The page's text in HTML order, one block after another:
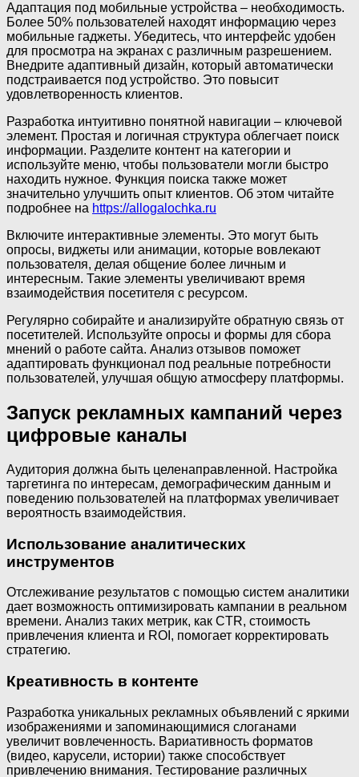
Адаптация под мобильные устройства – необходимость.
Более 50% пользователей находят информацию через
мобильные гаджеты. Убедитесь, что интерфейс удобен
для просмотра на экранах с различным разрешением.
Внедрите адаптивный дизайн, который автоматически
подстраивается под устройство. Это повысит
удовлетворенность клиентов.
Разработка интуитивно понятной навигации – ключевой
элемент. Простая и логичная структура облегчает поиск
информации. Разделите контент на категории и
используйте меню, чтобы пользователи могли быстро
находить нужное. Функция поиска также может
значительно улучшить опыт клиентов. Об этом читайте
подробнее на https://allogalochka.ru
Включите интерактивные элементы. Это могут быть
опросы, виджеты или анимации, которые вовлекают
пользователя, делая общение более личным и
интересным. Такие элементы увеличивают время
взаимодействия посетителя с ресурсом.
Регулярно собирайте и анализируйте обратную связь от
посетителей. Используйте опросы и формы для сбора
мнений о работе сайта. Анализ отзывов поможет
адаптировать функционал под реальные потребности
пользователей, улучшая общую атмосферу платформы.
Запуск рекламных кампаний через
цифровые каналы
Аудитория должна быть целенаправленной. Настройка
таргетинга по интересам, демографическим данным и
поведению пользователей на платформах увеличивает
вероятность взаимодействия.
Использование аналитических
инструментов
Отслеживание результатов с помощью систем аналитики
дает возможность оптимизировать кампании в реальном
времени. Анализ таких метрик, как CTR, стоимость
привлечения клиента и ROI, помогает корректировать
стратегию.
Креативность в контенте
Разработка уникальных рекламных объявлений с яркими
изображениями и запоминающимися слоганами
увеличит вовлеченность. Вариативность форматов
(видео, карусели, истории) также способствует
привлечению внимания. Тестирование различных